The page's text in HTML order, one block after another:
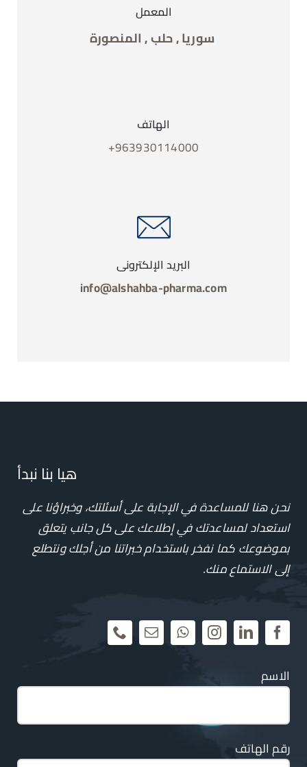
المعمل
سوريا , حلب , المنصورة
الهاتف
963930114000+
البريد الإلكتروني
info@alshahba-pharma.com
هيا بنا نبدأ
نحن هنا للمساعدة في الإجابة على أسئلتك، وخبراؤنا على
استعداد لمساعدتك في إطلاعك على كل جانب يتعلق
بموضوعككما نفخر باستخدام خبراتنا من أجلك ونتطلع
إلى الاستماع منك.
الاسم
رقم الهاتف